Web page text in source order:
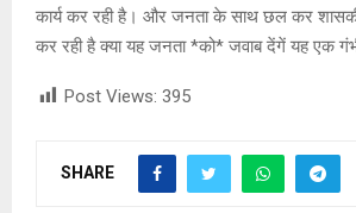
कार्य कर रही है। और जनता के साथ छल कर
कर रही है क्या यह जनता *को* जवाब देंगें यह एक
Post Views: 395
SHARE